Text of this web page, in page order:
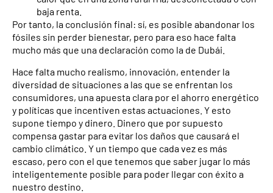
baja renta.
Por tanto, la conclusión final: sí, es posible abandonar los
fósiles sin perder bienestar, pero para eso hace falta
mucho más que una declaración como la de Dubái.
Hace falta mucho realismo, innovación, entender la
diversidad de situaciones a las que se enfrentan los
consumidores, una apuesta clara por el ahorro energético
y políticas que incentiven estas actuaciones. Y esto
supone tiempo y dinero. Dinero que por supuesto
compensa gastar para evitar los daños que causará el
cambio climático. Y un tiempo que cada vez es más
escaso, pero con el que tenemos que saber jugar lo más
inteligentemente posible para poder llegar con éxito a
nuestro destino.